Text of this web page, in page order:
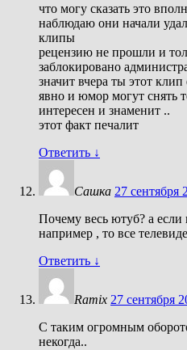
что могу сказать это
наблюдаю они начали
клипы
рецензию не прошли и
заблокировано
значит вчера ты этот клип
явно и юмор могут снять
интересен и знаменит ..
этот факт печалит
Ответить ↓
Сашка 27 сентября
Почему весь ютуб? а если
например , то все
Ответить ↓
Ramix 27 сентября
С таким огромным
некогда..